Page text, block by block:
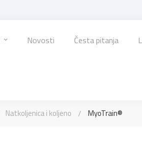
Novosti Česta pitanja
Natkoljenica i koljeno MyoTrain®